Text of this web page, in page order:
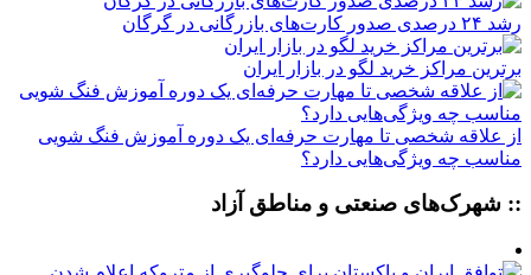
رشد ۲۴ درصدی صدور کارت‌های بازرگانی در گرگان
برترین مراکز خرید لگو در بازار ایران
از علاقه شخصی تا مهارت حرفه‌ای یک دوره آموزش فنگ شویی
مناسب چه ویژگی‌هایی دارد؟
:: شهرک‌های صنعتی و مناطق آزاد